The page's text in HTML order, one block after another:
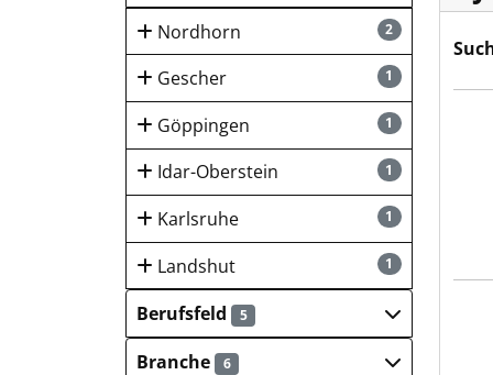
2
Nordhorn
1
Gescher
1
Göppingen
1
Idar-Oberstein
1
Karlsruhe
1
Landshut
Berufsfeld
5
Branche 6